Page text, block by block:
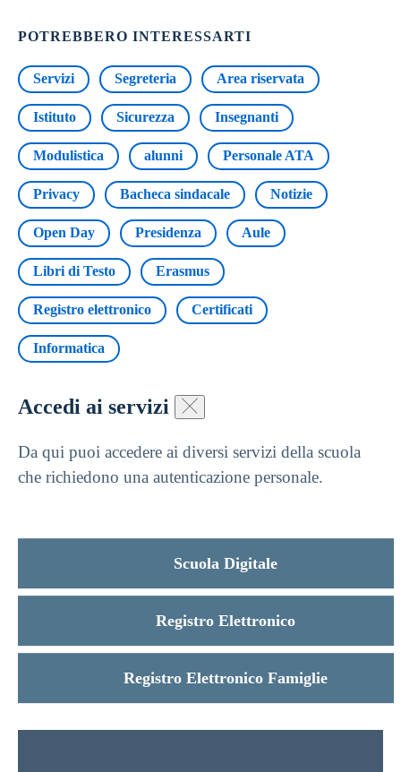
POTREBBERO INTERESSARTI
Servizi Segreteria Area riservata
Istituto Sicurezza Insegnanti
Modulistica alunni Personale ATA
Privacy Bacheca sindacale Notizie
Open Day Presidenza Aule
Libri di Testo Erasmus
Registro elettronico Certificati
Informatica
Accedi ai servizi
Da qui puoi accedere ai diversi servizi della scuola
che richiedono una autenticazione personale.
Scuola Digitale
Registro Elettronico
Registro Elettronico Famiglie